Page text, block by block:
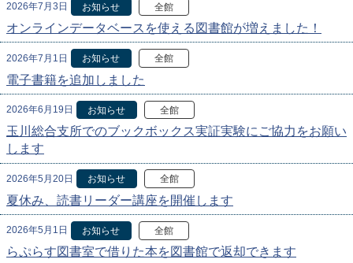
2026年7月3日 お知らせ 全館
オンラインデータベースを使える図書館が増えました！
2026年7月1日 お知らせ 全館
電子書籍を追加しました
2026年6月19日 お知らせ 全館
玉川総合支所でのブックボックス実証実験にご協力をお願い
します
2026年5月20日 お知らせ 全館
夏休み、読書リーダー講座を開催します
2026年5月1日 お知らせ 全館
らぷらす図書室で借りた本を図書館で返却できます